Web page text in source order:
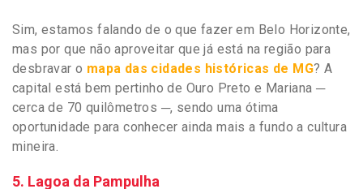
Sim, estamos falando de o que fazer em Belo Horizonte,
mas por que não aproveitar que já está na região para
desbravar o mapa das cidades históricas de MG? A
capital está bem pertinho de Ouro Preto e Mariana ─
cerca de 70 quilômetros ─, sendo uma ótima
oportunidade para conhecer ainda mais a fundo a cultura
mineira.
5. Lagoa da Pampulha